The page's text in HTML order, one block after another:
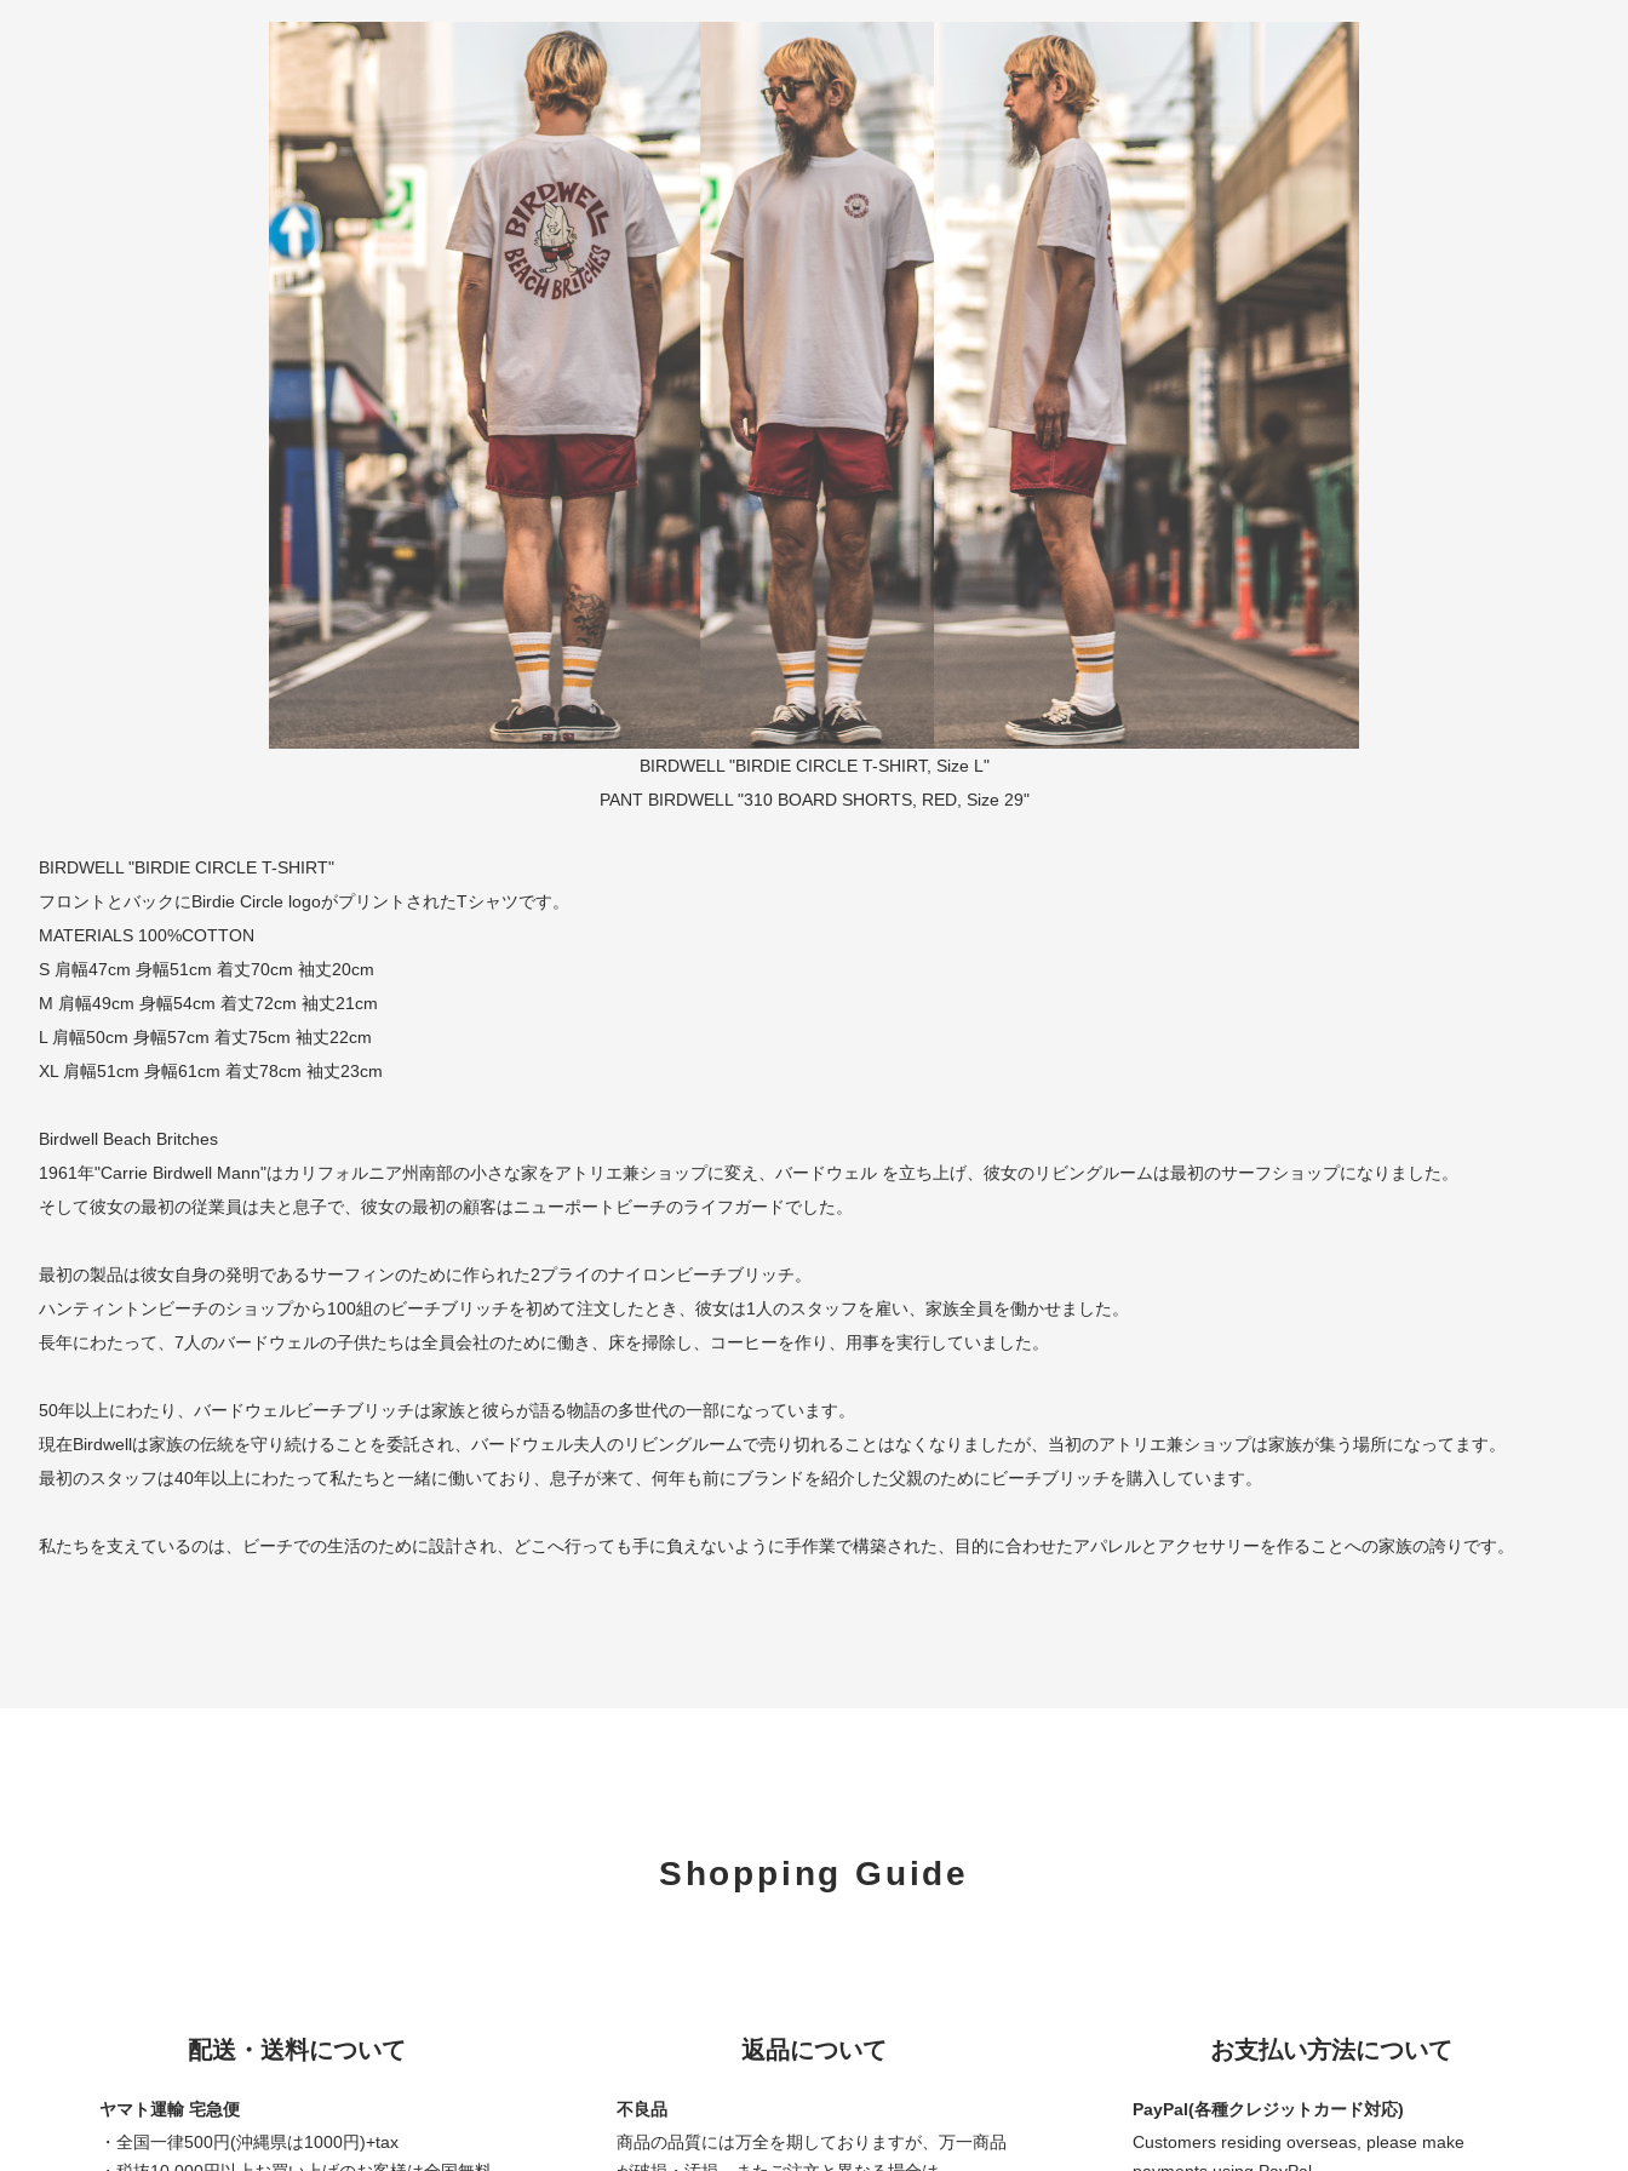
BIRDWELL "BIRDIE CIRCLE T-SHIRT, Size L"
PANT BIRDWELL "310 BOARD SHORTS, RED, Size 29"
BIRDWELL "BIRDIE CIRCLE T-SHIRT"
フロントとバックにBirdie Circle logoがプリントされたTシャツです。
MATERIALS 100%COTTON
S 肩幅47cm 身幅51cm 着丈70cm 袖丈20cm
M 肩幅49cm 身幅54cm 着丈72cm 袖丈21cm
L 肩幅50cm 身幅57cm 着丈75cm 袖丈22cm
XL 肩幅51cm 身幅61cm 着丈78cm 袖丈23cm
Birdwell Beach Britches
1961年"Carrie Birdwell Mann"はカリフォルニア州南部の小さな家をアトリエ兼ショップに変え、バードウェル を立ち上げ、彼女のリビングルームは最初のサーフショップになりました。
そして彼女の最初の従業員は夫と息子で、彼女の最初の顧客はニューポートビーチのライフガードでした。
最初の製品は彼女自身の発明であるサーフィンのために作られた2プライのナイロンビーチブリッチ。
ハンティントンビーチのショップから100組のビーチブリッチを初めて注文したとき、彼女は1人のスタッフを雇い、家族全員を働かせました。
長年にわたって、7人のバードウェルの子供たちは全員会社のために働き、床を掃除し、コーヒーを作り、用事を実行していました。
50年以上にわたり、バードウェルビーチブリッチは家族と彼らが語る物語の多世代の一部になっています。
現在Birdwellは家族の伝統を守り続けることを委託され、バードウェル夫人のリビングルームで売り切れることはなくなりましたが、当初のアトリエ兼ショップは家族が集う場所になってます。
最初のスタッフは40年以上にわたって私たちと一緒に働いており、息子が来て、何年も前にブランドを紹介した父親のためにビーチブリッチを購入しています。
私たちを支えているのは、ビーチでの生活のために設計され、どこへ行っても手に負えないように手作業で構築された、目的に合わせたアパレルとアクセサリーを作ることへの家族の誇りです。
Shopping Guide
配送・送料について
ヤマト運輸 宅急便
・全国一律500円(沖縄県は1000円)+tax
返品について
不良品
商品の品質には万全を期しておりますが、万一商品
お支払い方法について
PayPal(各種クレジットカード対応)
Customers residing overseas, please make